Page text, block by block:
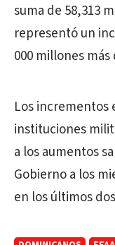
suma de 58,313
representó un
000 millones
Los incrementos
instituciones
a los aumentos
Gobierno a los
en los últimos